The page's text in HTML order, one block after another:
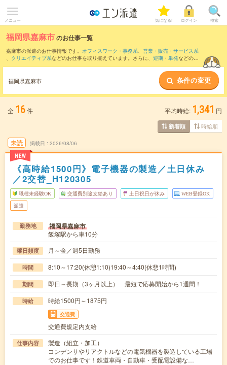
メニュー 気になる! ログイン 検索
福岡県嘉麻市のお仕事一覧
嘉麻市の派遣のお仕事情報です。 オフィスワーク・事務系、 営業・販売・サービス系
、 クリエイティブ系などのお仕事を取り揃えています。さらに、 短期 ・ 単発などの期
また、飯塚市・
など隣接エリアのお仕事もご確認い
ただけます。
福岡県嘉麻市 条件の変更
全 16件 平均時給: 1,341 円
新着順 時給順
未読
NEW
掲載日 2026/08/06
《高時給1500円》電子機器の製造／土日休み
／2交替_H120305
職種未経験OK 交通費別途支給あり 土日祝日が休み WEB登録OK
派遣
勤務地 福岡県嘉麻市
飯塚駅から車10分
曜日頻度 月～金／週5日勤務
時間 8:10～17:20(休憩1:10)19:40～4:40(休憩1時間)
期間 即日～長期（3ヶ月以上） 最短で応募開始から1週間！
時給 時給1500円～1875円
交通費
交通費規定内支給
仕事内容
製造（組立・加工）
コンデンサやリアクトルなどの電気機器を製造している工場
でのお仕事です！鉄道車両・自動車・受配電設備な…